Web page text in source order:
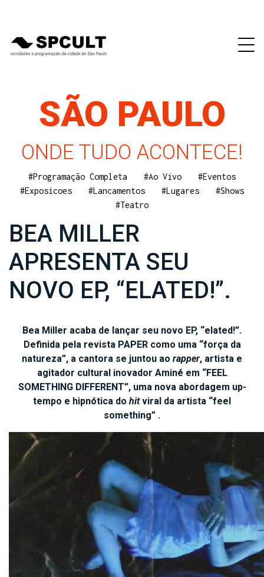
SÃO PAULO
ONDE TUDO ACONTECE!
#Programação Completa #Ao Vivo
#Eventos
#Exposicoes
#Lancamentos #Lugares
#Shows
#Teatro
BEA MILLER
APRESENTA SEU
NOVO EP, “ELATED!”.
Bea Miller acaba de lançar seu novo EP, “elated!”.
Definida pela revista PAPER como uma “força da
natureza”, a cantora se juntou ao rapper, artista e
agitador cultural inovador Aminé em “FEEL
SOMETHING DIFFERENT”, uma nova abordagem up-
tempo e hipnótica do hitviral da artista “feel
something” .